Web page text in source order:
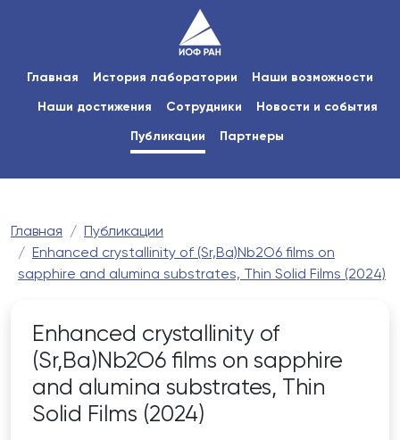
Главная История лаборатории Наши возможности
Наши достижения Сотрудники Новости и события
Публикации Партнеры
Главная
Публикации
Enhanced crystallinity of (Sr,Ba)Nb2O6 films on
sapphire and alumina substrates, Thin Solid Films (2024)
Enhanced crystallinity of
(Sr,Ba)Nb2O6 films on sapphire
and alumina substrates, Thin
Solid Films (2024)